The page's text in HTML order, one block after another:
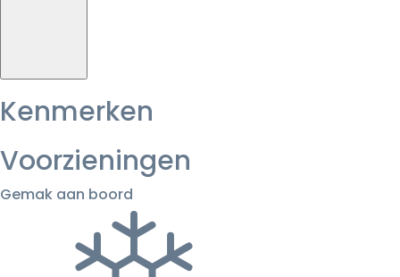
Kenmerken
Voorzieningen
Gemak aan boord